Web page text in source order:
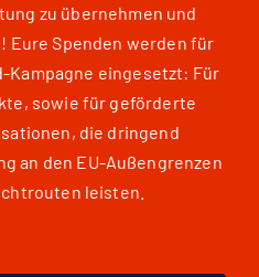
zu übernehmen und
Eure Spenden werden für
Kampagne eingesetzt: Für
sowie für geförderte
die dringend
an den EU-Außengrenzen
leisten.